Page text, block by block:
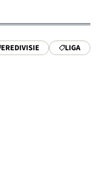
EREDIVISIE LIGA